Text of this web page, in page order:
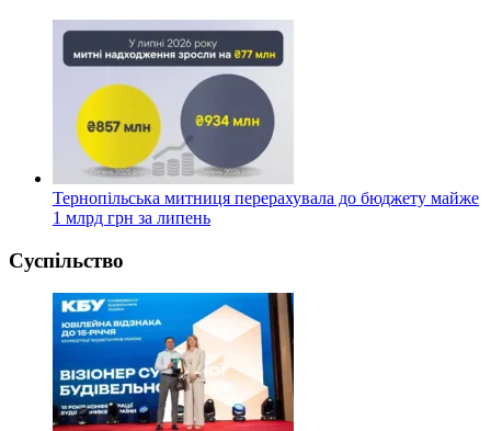
Тернопільська митниця перерахувала до бюджету майже
1 млрд грн за липень
Суспільство